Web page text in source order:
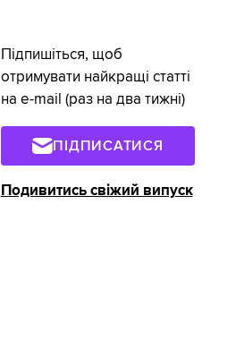
Підпишіться, щоб
отримувати найкращі статті
на e-mail (раз на два тижні)
ПІДПИСАТИСЯ
Подивитись свіжий випуск